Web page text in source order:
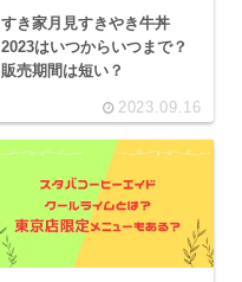
すき家月見すきやき牛丼
2023はいつからいつまで？
販売期間は短い？
2023.09.16